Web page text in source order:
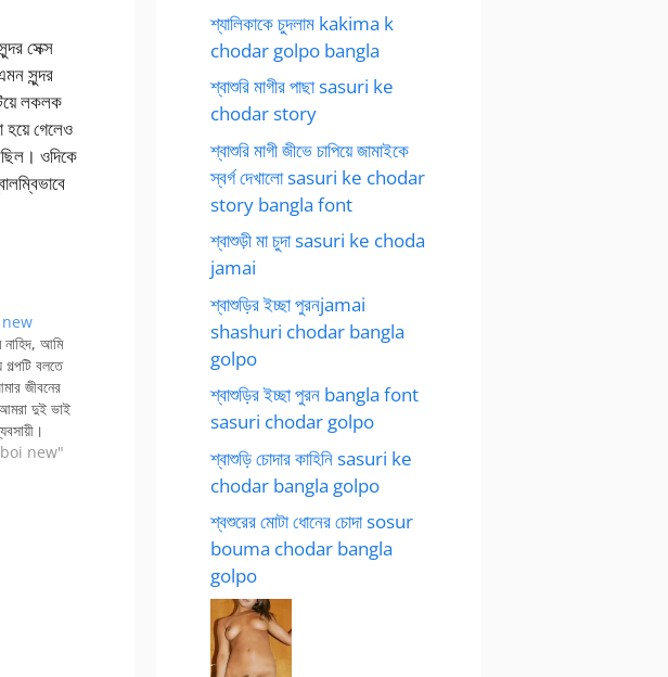
সেক্স
সুন্দর
লকলক
হয়ে গেলেও
ওদিকে
আমি
বলতে
জীবনের
দুই ভাই
আবার,
new"
শ্যালিকাকে চুদলাম kakima k
chodar golpo bangla
শ্বাশুরি মাগীর পাছা sasuri ke
chodar story
শ্বাশুরি মাগী জীভে চাপিয়ে জামাইকে
স্বর্গ দেখালো sasuri ke chodar
story bangla font
শ্বাশুড়ী মা চুদা sasuri ke choda
jamai
শ্বাশুড়ির ইচ্ছা পুরনjamai
shashuri chodar bangla
golpo
শ্বাশুড়ির ইচ্ছা পুরন bangla font
sasuri chodar golpo
শ্বাশুড়ি চোদার কাহিনি sasuri ke
chodar bangla golpo
শ্বশুরের মোটা ধোনের চোদা sosur
bouma chodar bangla
golpo